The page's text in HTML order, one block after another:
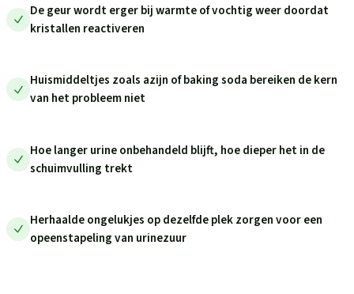
De geur wordt erger bij warmte of vochtig weer doordat
kristallen reactiveren
Huismiddeltjes zoals azijn of baking soda bereiken de kern
van het probleem niet
Hoe langer urine onbehandeld blijft, hoe dieper het in de
schuimvulling trekt
Herhaalde ongelukjes op dezelfde plek zorgen voor een
opeenstapeling van urinezuur